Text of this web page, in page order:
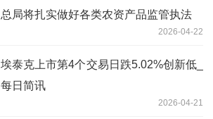
总局将扎实做好各类农资产品监管执法
2026-04-22
埃泰克上市第4个交易日跌5.02%创新低_
每日简讯
2026-04-21